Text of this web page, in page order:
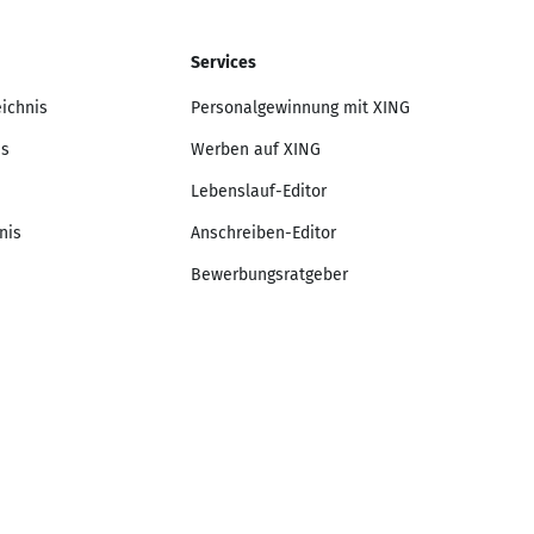
Services
Personalgewinnung mit XING
Werben auf XING
Lebenslauf-Editor
Anschreiben-Editor
Bewerbungsratgeber